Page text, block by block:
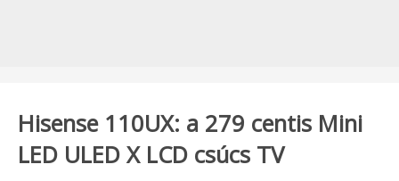
Hisense 110UX: a 279 centis Mini
LED ULED X LCD csúcs TV